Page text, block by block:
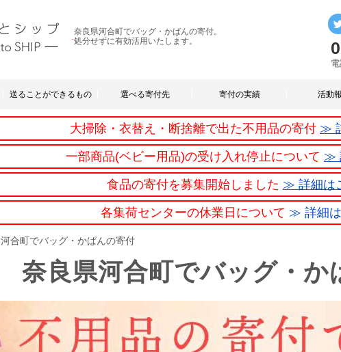
奈良県河合町でバッグ・かばんの寄付。
処分せずに有効活用いたします。
送ることができるもの 選べる寄付先 寄付の実績 活動
大掃除・衣替え・断捨離で出た不用品の寄付 ≫
一部商品(ベビー用品)の受け入れ停止について ≫
食品の寄付を募集開始しました ≫ 詳細は
各集荷センターの休業日について ≫ 詳細
河合町でバッグ・かばんの寄付
奈良県河合町でバッグ・か